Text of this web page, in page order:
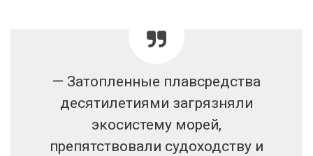
— Затопленные плавсредства
десятилетиями загрязняли
экосистему морей,
препятствовали судоходству и